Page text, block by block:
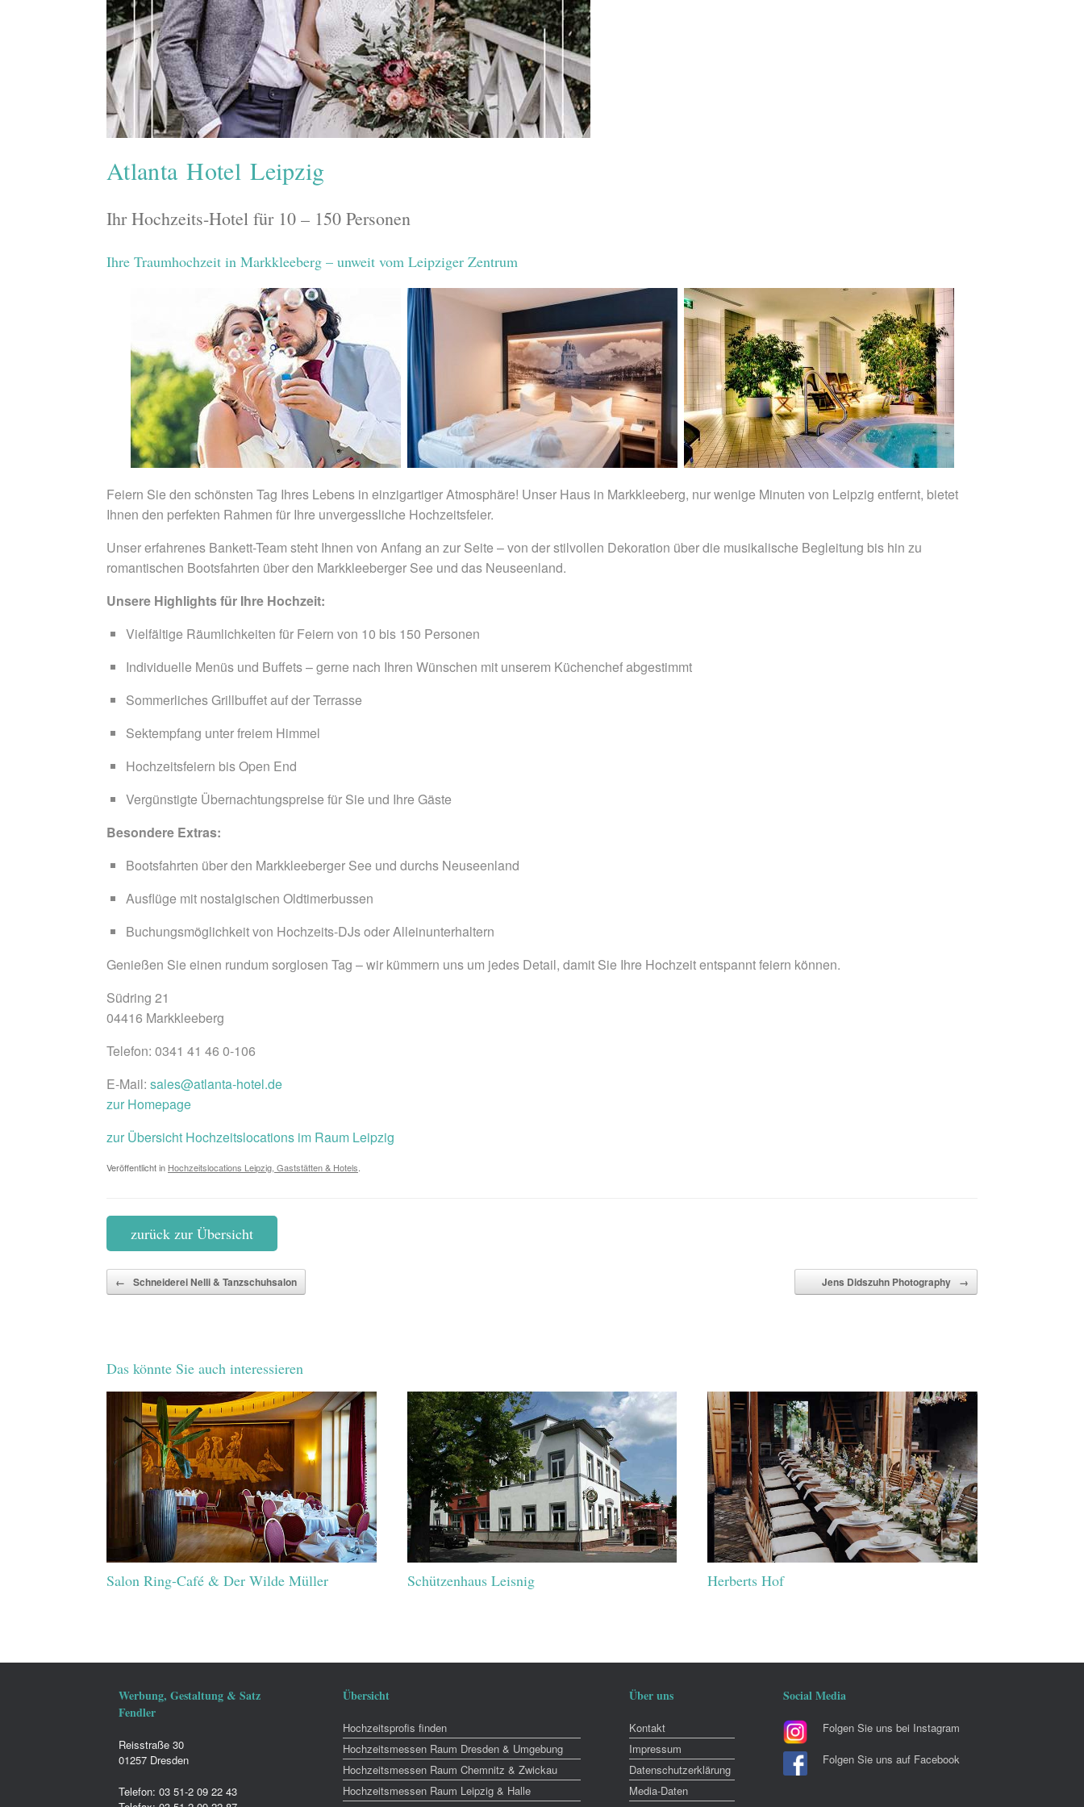
Atlanta Hotel Leipzig
Ihr Hochzeits-Hotel für 10 – 150 Personen
Ihre Traumhochzeit in Markkleeberg – unweit vom Leipziger Zentrum
Feiern Sie den schönsten Tag Ihres Lebens in einzigartiger Atmosphäre! Unser Haus in Markkleeberg, nur wenige Minuten von Leipzig entfernt, bietet
Ihnen den perfekten Rahmen für Ihre unvergessliche Hochzeitsfeier.
Unser erfahrenes Bankett-Team steht Ihnen von Anfang an zur Seite – von der stilvollen Dekoration über die musikalische Begleitung bis hin zu
romantischen Bootsfahrten über den Markkleeberger See und das Neuseenland.
Unsere Highlights für Ihre Hochzeit:
Vielfältige Räumlichkeiten für Feiern von 10 bis 150 Personen
Individuelle Menüs und Buffets – gerne nach Ihren Wünschen mit unserem Küchenchef abgestimmt
Sommerliches Grillbuffet auf der Terrasse
Sektempfang unter freiem Himmel
Hochzeitsfeiern bis Open End
Vergünstigte Übernachtungspreise für Sie und Ihre Gäste
Besondere Extras:
Bootsfahrten über den Markkleeberger See und durchs Neuseenland
Ausflüge mit nostalgischen Oldtimerbussen
Buchungsmöglichkeit von Hochzeits-DJs oder Alleinunterhaltern
Genießen Sie einen rundum sorglosen Tag – wir kümmern uns um jedes Detail, damit Sie Ihre Hochzeit entspannt feiern können.
Südring 21
04416 Markkleeberg
Telefon: 0341 41 46 0-106
E-Mail: sales@atlanta-hotel.de
zur Homepage
zur Übersicht Hochzeitslocations im Raum Leipzig
Veröffentlicht in Hochzeitslocations Leipzig, Gaststätten & Hotels
zurück zur Übersicht
Beitragsnavigation
← Schneiderei Nelli & Tanzschuhsalon Jens Didszuhn Photography →
Das könnte Sie auch interessieren
Salon Ring-Café & Der Wilde Müller Schützenhaus Leisnig Herberts Hof
Werbung, Gestaltung & Satz
Fendler
Reisstraße 30
01257 Dresden
Telefon: 03 51-2 09 22 43
Übersicht
Hochzeitsprofis finden
Hochzeitsmessen Raum Dresden & Umgebung
Hochzeitsmessen Raum Chemnitz & Zwickau
Hochzeitsmessen Raum Leipzig & Halle
Über uns
Kontakt
Impressum
Datenschutzerklärung
Media-Daten
Social Media
Folgen Sie uns bei Instagram
Folgen Sie uns auf Facebook